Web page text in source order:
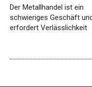
Der Metallhandel ist ein
schwieriges Geschäft
erfordert Verlässlichkeit